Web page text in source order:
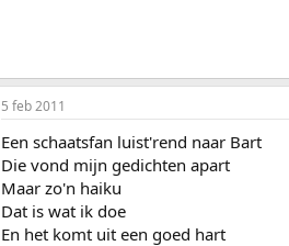
5 feb 2011
Een schaatsfan luist'rend naar Bart
Die vond mijn gedichten apart
Maar zo'n haiku
Dat is wat ik doe
En het komt uit een goed hart